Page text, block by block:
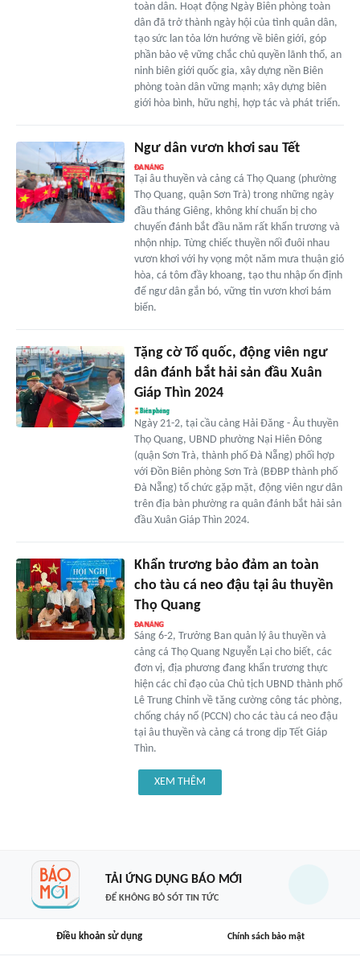
toàn dân. Hoạt động Ngày Biên phòng toàn
dân đã trở thành ngày hội của tình quân dân,
tạo sức lan tỏa lớn hướng về biên giới, góp
phần bảo vệ vững chắc chủ quyền lãnh thổ, an
ninh biên giới quốc gia, xây dựng nền Biên
phòng toàn dân vững mạnh; xây dựng biên
giới hòa bình, hữu nghị, hợp tác và phát triển.
Ngư dân vươn khơi sau Tết
Tại âu thuyền và cảng cá Thọ Quang (phường
Thọ Quang, quận Sơn Trà) trong những ngày
đầu tháng Giêng, không khí chuẩn bị cho
chuyến đánh bắt đầu năm rất khẩn trương và
nhộn nhịp. Từng chiếc thuyền nối đuôi nhau
vươn khơi với hy vọng một năm mưa thuận gió
hòa, cá tôm đầy khoang, tạo thu nhập ổn định
để ngư dân gắn bó, vững tin vươn khơi bám
biển.
Tặng cờ Tổ quốc, động viên ngư
dân đánh bắt hải sản đầu Xuân
Giáp Thìn 2024
Ngày 21-2, tại cầu cảng Hải Đăng - Âu thuyền
Thọ Quang, UBND phường Nại Hiên Đông
(quận Sơn Trà, thành phố Đà Nẵng) phối hợp
với Đồn Biên phòng Sơn Trà (BĐBP thành phố
Đà Nẵng) tổ chức gặp mặt, động viên ngư dân
trên địa bàn phường ra quân đánh bắt hải sản
đầu Xuân Giáp Thìn 2024.
Khẩn trương bảo đảm an toàn
cho tàu cá neo đậu tại âu thuyền
Thọ Quang
Sáng 6-2, Trưởng Ban quản lý âu thuyền và
cảng cá Thọ Quang Nguyễn Lại cho biết, các
đơn vị, địa phương đang khẩn trương thực
hiện các chỉ đạo của Chủ tịch UBND thành phố
Lê Trung Chinh về tăng cường công tác phòng,
chống cháy nổ (PCCN) cho các tàu cá neo đậu
tại âu thuyền và cảng cá trong dịp Tết Giáp
Thìn.
XEM THÊM
TẢI ỨNG DỤNG BÁO MỚI
ĐỂ KHÔNG BỎ SÓT TIN TỨC
Điều khoản sử dụng Chính sách bảo mật